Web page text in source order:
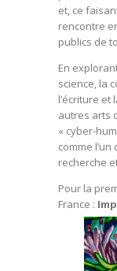
et, ce
rencontre
publics de
En
science, la
l’écriture
autres arts
« cyber-
comme
recherche
Pour la
France :